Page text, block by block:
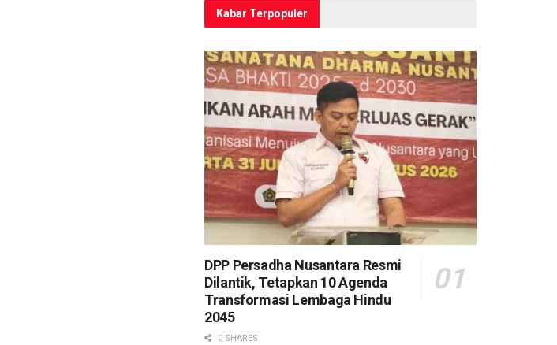
Kabar Terpopuler
DPP Persadha Nusantara Resmi
Dilantik, Tetapkan 10 Agenda
Transformasi Lembaga Hindu
2045
0 SHARES